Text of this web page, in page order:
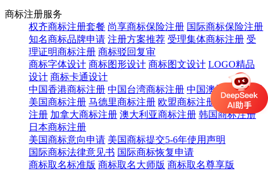
商标注册服务
权齐商标注册套餐 尚享商标保险注册 国际商标保险注册
知名商标品牌申请 注册方案推荐 受理集体商标注册 受
理证明商标注册 商标驳回复审
商标字体设计 商标图形设计 商标图文设计 LOGO精品
设计 商标卡通设计
中国香港商标注册 中国台湾商标注册 中国澳门商标注册
美国商标注册 马德里商标注册 欧盟商标注册
英国商标
注册 加拿大商标注册 澳大利亚商标注册 韩国商标注册
日本商标注册
美国商标意向申请 美国商标提交5-6年使用声明
国际商标法律意见书 国际商标恢复申请
商标取名标准版 商标取名大师版 商标取名尊享版